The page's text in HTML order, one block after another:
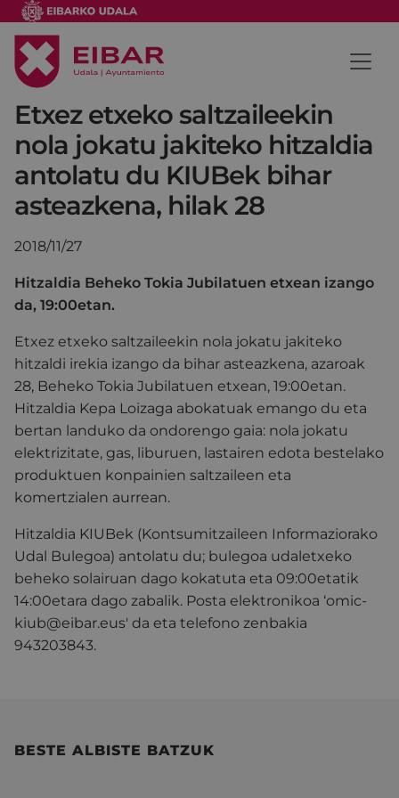
Etxez etxeko saltzaileekin
nola jokatu jakiteko hitzaldia
antolatu du KIUBek bihar
asteazkena, hilak 28
2018/11/27
Hitzaldia Beheko Tokia Jubilatuen etxean izango
da, 19:00etan.
Etxez etxeko saltzaileekin nola jokatu jakiteko
hitzaldi irekia izango da bihar asteazkena, azaroak
28, Beheko Tokia Jubilatuen etxean, 19:00etan.
Hitzaldia Kepa Loizaga abokatuak emango du eta
bertan landuko da ondorengo gaia: nola jokatu
elektrizitate, gas, liburuen, lastairen edota bestelako
produktuen konpainien saltzaileen eta
komertzialen aurrean.
Hitzaldia KIUBek (Kontsumitzaileen Informaziorako
Udal Bulegoa) antolatu du; bulegoa udaletxeko
beheko solairuan dago kokatuta eta 09:00etatik
14:00etara dago zabalik. Posta elektronikoa ‘omic-
kiub@eibar.eus' da eta telefono zenbakia
943203843.
BESTE ALBISTE BATZUK